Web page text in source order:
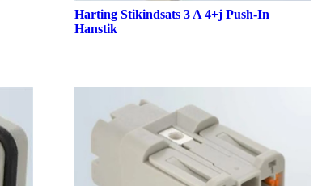
Harting Stikindsats 3 A 4+j Push-In
Hanstik